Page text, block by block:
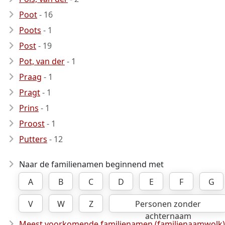
Poot- 16
Poots - 1
Post- 19
Pot, van der- 1
Praag - 1
Pragt- 1
Prins - 1
Proost- 1
Putters - 12
Naar de familienamen beginnend met
A
B C D E F G
V
W Z
Personen zonder
achternaam